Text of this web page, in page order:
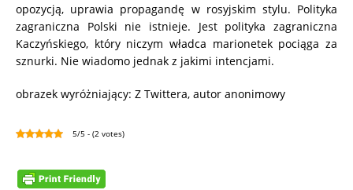
opozycją, uprawia propagandę w rosyjskim stylu. Polityka
zagraniczna Polski nie istnieje. Jest polityka zagraniczna
Kaczyńskiego, który niczym władca marionetek pociąga za
sznurki. Nie wiadomo jednak z jakimi intencjami.
obrazek wyróżniający: Z Twittera, autor anonimowy
5/5 - (2 votes)